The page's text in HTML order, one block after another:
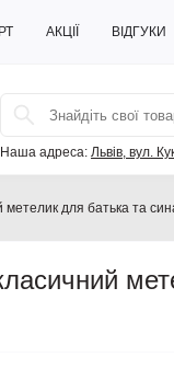
АКЦІЇ ВІДГУКИ
Наша адреса: Львів, вул.
метелик для батька та